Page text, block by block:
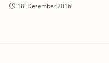
18. Dezember 2016